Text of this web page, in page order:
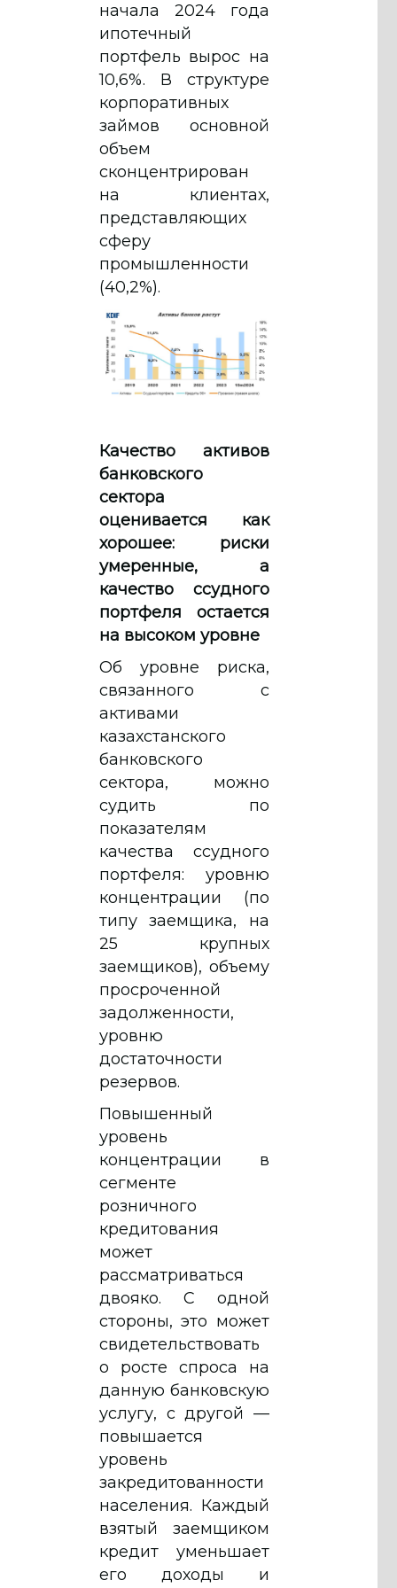
начала 2024 года
ипотечный
портфель вырос на
10,6%. В структуре
корпоративных
займов основной
объем
сконцентрирован
на клиентах,
представляющих
сферу
промышленности
(40,2%).
Качество активов
банковского
сектора
оценивается как
хорошее: риски
умеренные, а
качество ссудного
портфеля остается
на высоком уровне
Об уровне риска,
связанного с
активами
казахстанского
банковского
сектора, можно
судить по
показателям
качества ссудного
портфеля: уровню
концентрации (по
типу заемщика, на
25 крупных
заемщиков), объему
просроченной
задолженности,
уровню
достаточности
резервов.
Повышенный
уровень
концентрации в
сегменте
розничного
кредитования
может
рассматриваться
двояко. С одной
стороны, это может
свидетельствовать
о росте спроса на
данную банковскую
услугу, с другой —
повышается
уровень
закредитованности
населения. Каждый
взятый заемщиком
кредит уменьшает
его доходы и